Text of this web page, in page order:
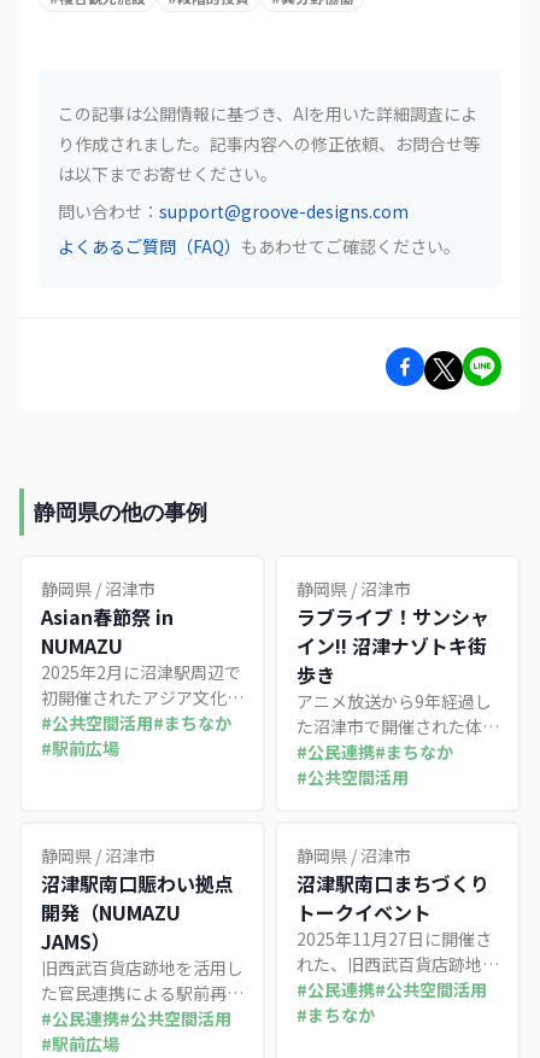
この記事は公開情報に基づき、AIを用いた詳細調査によ
り作成されました。記事内容への修正依頼、お問合せ等
は以下までお寄せください。
問い合わせ： support@groove-designs.com
よくあるご質問（FAQ） もあわせてご確認ください。
静岡県の他の事例
静岡県 / 沼津市
Asian春節祭 in
NUMAZU
2025年2月に沼津駅周辺で
初開催されたアジア文化
祭。OPEN NUMAZUと連
動し、中国雑技団や獅子舞
#公共空間活用#まちなか
#駅前広場
静岡県 / 沼津市
ラブライブ！サンシャ
イン!! 沼津ナゾトキ街
歩き
アニメ放送から9年経過し
た沼津市で開催された体験
型謎解きイベント。地元IT
企業のアプリ技術と謎解き
礼を持続可能な観光モデル
へと発展させた事例
#公民連携#まちなか
#公共空間活用
静岡県 / 沼津市
沼津駅南口賑わい拠点
開発（NUMAZU
JAMS）
旧西武百貨店跡地を活用し
た官民連携による駅前再生
プロジェクト。社会実験
OPEN NUMAZUの知見を
#公民連携#公共空間活用
#駅前広場
静岡県 / 沼津市
沼津駅南口まちづくり
トークイベント
2025年11月27日に開催さ
れた、旧西武百貨店跡地の
新拠点「NUMAZU JAMS」
の名称発表と官民5者によ
#公民連携#公共空間活用
#まちなか